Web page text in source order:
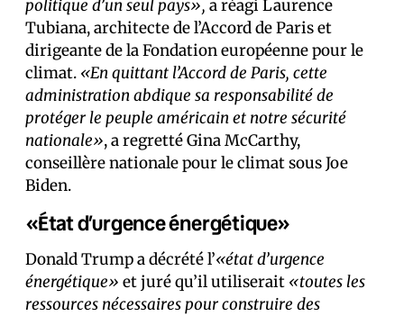
politique d’un seul pays», a réagi Laurence
Tubiana, architecte de l’Accord de Paris et
dirigeante de la Fondation européenne pour le
climat. «En quittant l’Accord de Paris, cette
administration abdique sa responsabilité de
protéger le peuple américain et notre sécurité
nationale», a regretté Gina McCarthy,
conseillère nationale pour le climat sous Joe
Biden.
«État d’urgence énergétique»
Donald Trump a décrété l’«état d’urgence
énergétique» et juré qu’il utiliserait «toutes les
ressources nécessaires pour construire des